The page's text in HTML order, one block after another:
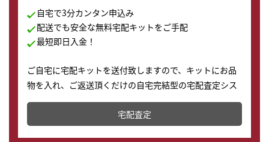
自宅で3分カンタン申込み
配送でも安全な無料宅配キットをご手配
最短即日入金！
ご自宅に宅配キットを送付致しますので、キットにお品
物を入れ、ご返送頂くだけの自宅完結型の宅配査定シス
テムです。
配送でも簡単&安全に査定・買取に出すことが可能で
す。
宅配査定